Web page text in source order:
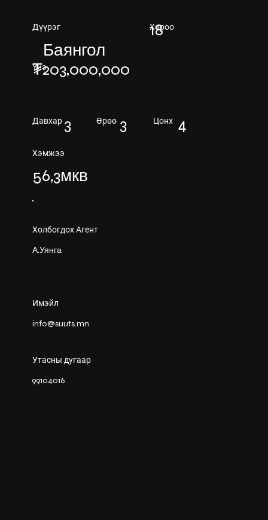
Дүүрэг
Баянгол
Хороо
18
Үнэ
₮203,000,000
Давхар 3 Өрөө 3 Цонх 4
Хэмжээ
56,3мкв
Холбогдох Агент
А.Уянга
Имэйл
info@suuts.mn
Утасны дугаар
99104016